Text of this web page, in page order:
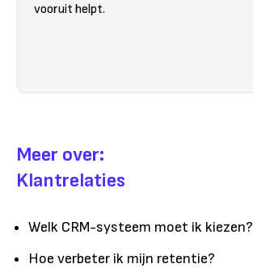
vooruit helpt.
Meer over:
Klantrelaties
Welk CRM-systeem moet ik kiezen?
Hoe verbeter ik mijn retentie?